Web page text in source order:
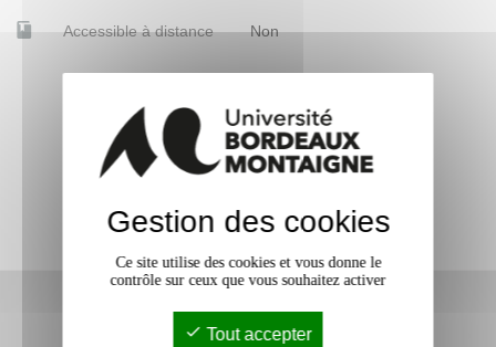
Accessible à distance Non
Gestion des cookies
Ce site utilise des cookies et vous donne le
contrôle sur ceux que vous souhaitez activer
Tout accepter